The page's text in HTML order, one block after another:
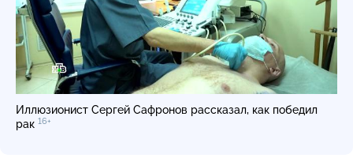
Иллюзионист Сергей Сафронов рассказал, как победил
рак 16+